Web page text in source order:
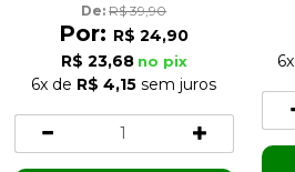
De: R$ 39,90
Por: R$ 24,90
R$ 23,68 no pix
6x de R$ 4,15 sem juros
6x